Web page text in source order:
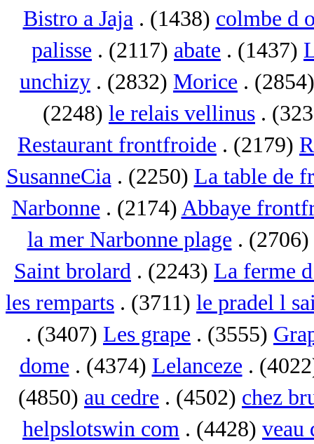
Bistro a Jaja. (1438) colmbe d
palisse . (2117) abate . (1437)
unchizy . (2832) Morice .
(2248) le relais vellinus .
Restaurant frontfroide . (2179)
SusanneCia. (2250) La table de
Narbonne . (2174) Abbaye
la mer Narbonne plage . (2706)
Saint brolard . (2243) La ferme
les remparts . (3711) le pradel l
. (3407) Les grape . (3555)
dome . (4374) Lelanceze .
(4850) au cedre . (4502) chez
helpslotswin com . (4428) veau